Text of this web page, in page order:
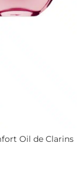
Oil de Clarins